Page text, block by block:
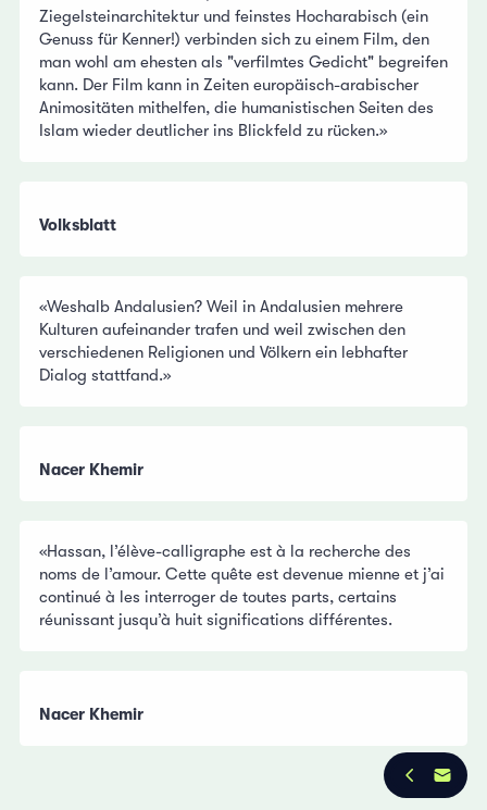
Ziegelsteinarchitektur und feinstes Hocharabisch (ein
Genuss für Kenner!) verbinden sich zu einem Film, den
man wohl am ehesten als "verfilmtes Gedicht" begreifen
kann. Der Film kann in Zeiten europäisch-arabischer
Animositäten mithelfen, die humanistischen Seiten des
Islam wieder deutlicher ins Blickfeld zu rücken.»
Volksblatt
«Weshalb Andalusien? Weil in Andalusien mehrere
Kulturen aufeinander trafen und weil zwischen den
verschiedenen Religionen und Völkern ein lebhafter
Dialog stattfand.»
Nacer Khemir
«Hassan, l’élève-calligraphe est à la recherche des
noms de l’amour. Cette quête est devenue mienne et j’ai
continué à les interroger de toutes parts, certains
réunissant jusqu’à huit significations différentes.
Nacer Khemir